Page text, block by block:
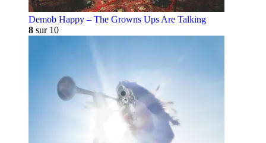
Demob Happy – The Growns Ups Are Talking
8 sur 10